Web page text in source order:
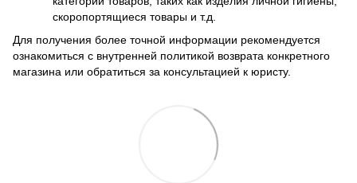
скоропортящиеся товары и т.д.
Для получения более точной информации рекомендуется
ознакомиться с внутренней политикой возврата конкретного
магазина или обратиться за консультацией к юристу.